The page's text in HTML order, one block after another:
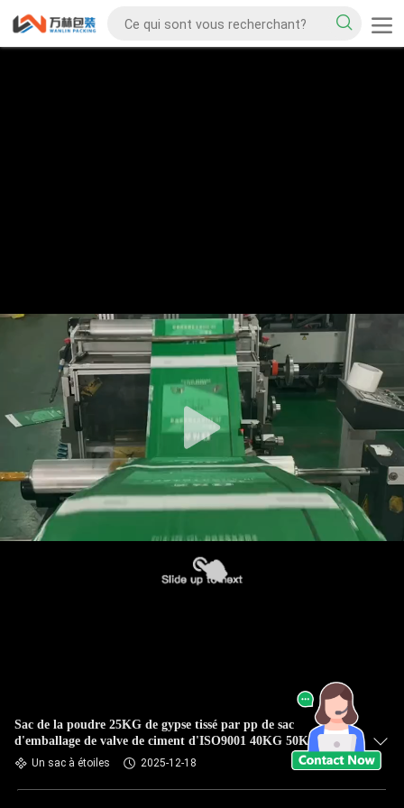
Sac de la poudre 25KG de gypse tissé par pp de sac
d'emballage de valve de ciment d'ISO9001 40KG 50KG
Un sac à étoiles 2025-12-18